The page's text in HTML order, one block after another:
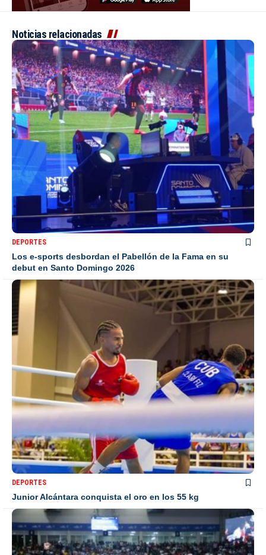
Noticias relacionadas
DEPORTES
Los e-sports desbordan el Pabellón de la Fama en su
debut en Santo Domingo 2026
DEPORTES
Junior Alcántara conquista el oro en los 55 kg